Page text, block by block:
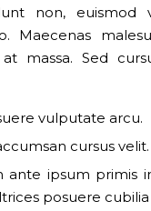
non, euismod
Maecenas
massa. Sed
vulputate arcu.
cursus velit.
ante ipsum primis
posuere cubilia